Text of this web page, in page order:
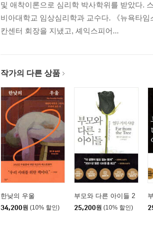
및 애착이론으로 심리학 박사학위를 받았다.
비아대학교 임상심리학과 교수다. 《뉴욕타
칸센터 회장을 지냈고, 셰익스피어...
작가의 다른 상품
한낮의 우울
34,200원 (10% 할인)
부모와 다른 아이들 2
25,200원 (10% 할인)